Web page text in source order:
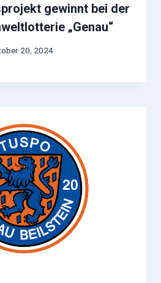
gewinnt bei der
„Genau“
20, 2024